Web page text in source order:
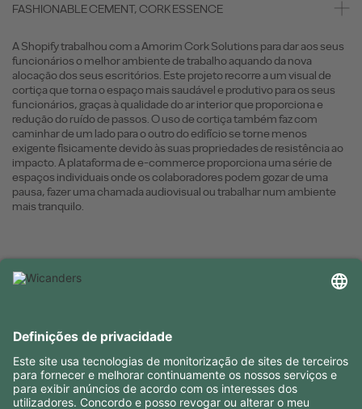
FASHIONABLE CEMENT, CORK ESSENCE
A Shopify trabalhou com a Amorim Cork Solutions para dar aos seus
funcionários o melhor ambiente de trabalho aquando da nova
alocação dos seus escritórios. Este projeto recorre a um visual de
cortiça que torna o espaço mais saudável e produtivo para os seus
funcionários, graças à qualidade do ar interior que proporciona e
redução do ruído de passos. O uso de cortiça também faz com
caminhar de um lado para o outro do edifício se torne menos
exigente fisicamente devido às suas propriedades de resistência ao
impacto. A plataforma de e-commerce proporciona uma série de
espaços individuais onde os colaboradores podem gozar de uma
pausa, fazer uma chamada audiovisual ou trabalhar num ambiente
mais tranquilo.
CONTACTOS